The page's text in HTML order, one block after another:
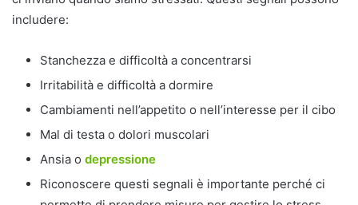
includere:
Stanchezza e difficoltà a concentrarsi
Irritabilità e difficoltà a dormire
Cambiamenti nell’appetito o nell’interesse per il cibo
Mal di testa o dolori muscolari
Ansia o depressione
Riconoscere questi segnali è importante perché ci